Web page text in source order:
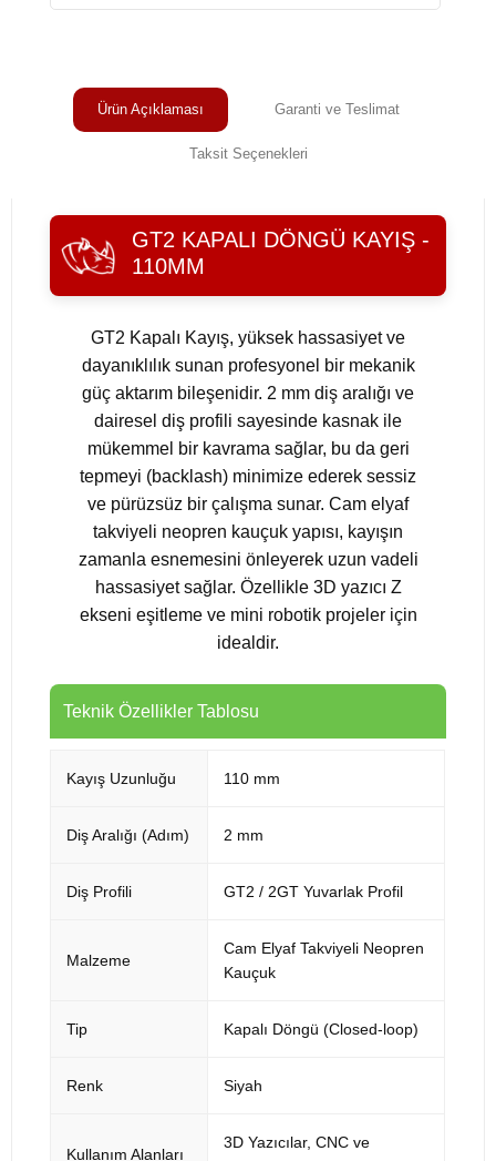
Ürün Açıklaması Garanti ve Teslimat
Taksit Seçenekleri
GT2 KAPALI DÖNGÜ KAYIŞ -
110MM
GT2 Kapalı Kayış, yüksek hassasiyet ve
dayanıklılık sunan profesyonel bir mekanik
güç aktarım bileşenidir. 2 mm diş aralığı ve
dairesel diş profili sayesinde kasnak ile
mükemmel bir kavrama sağlar, bu da geri
tepmeyi (backlash) minimize ederek sessiz
ve pürüzsüz bir çalışma sunar. Cam elyaf
takviyeli neopren kauçuk yapısı, kayışın
zamanla esnemesini önleyerek uzun vadeli
hassasiyet sağlar. Özellikle 3D yazıcı Z
ekseni eşitleme ve mini robotik projeler için
idealdir.
Teknik Özellikler Tablosu
Kayış Uzunluğu 110 mm
Diş Aralığı (Adım) 2 mm
Diş Profili GT2 / 2GT Yuvarlak Profil
Malzeme
Cam Elyaf Takviyeli Neopren
Kauçuk
Tip Kapalı Döngü (Closed-loop)
Renk Siyah
Kullanım Alanları
3D Yazıcılar, CNC ve